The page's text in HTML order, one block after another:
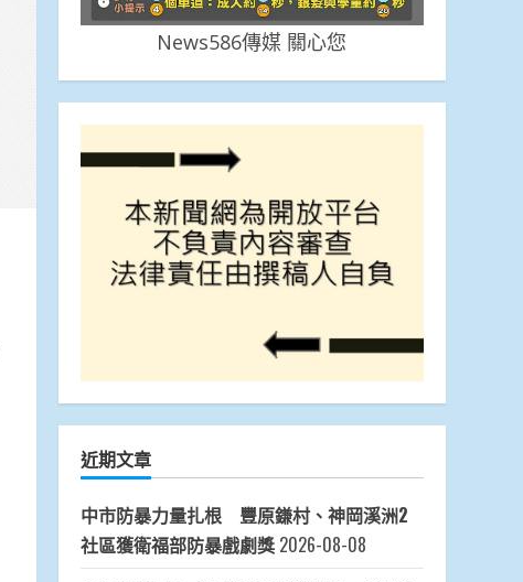
News586傳媒 關心您
近期文章
中市防暴力量扎根 豐原鎌村、神岡溪洲2
社區獲衛福部防暴戲劇獎 2026-08-08